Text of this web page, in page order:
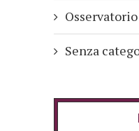
Osservatorio
Senza